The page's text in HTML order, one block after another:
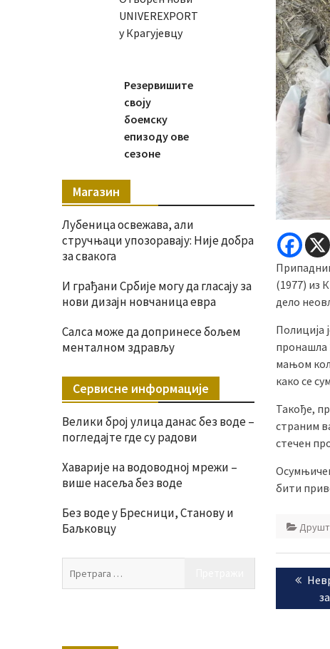
(1977) из
дело
Полиција
пронашла
мањом
како се
Такође,
страним
стечен
бити
чланка
UNIVEREXPORT
у Крагујевцу
Резервишите
своју
боемску
епизоду ове
сезоне
Магазин
Лубеница освежава, али
стручњаци упозоравају: Није добра
за свакога
И грађани Србије могу да гласају за
нови дизајн новчаница евра
Салса може да допринесе бољем
менталном здрављу
Сервисне информације
Велики број улица данас без воде –
погледајте где су радови
Хаварије на водоводној мрежи –
више насеља без воде
Без воде у Бресници, Станову и
Баљковцу
Претрага